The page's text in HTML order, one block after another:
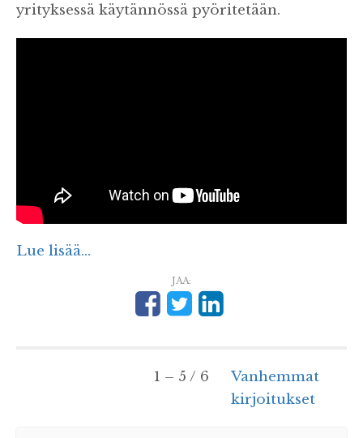
yrityksessä käytännössä pyöritetään.
Lue lisää...
JAA:
1 – 5 / 6
Vanhemmat
kirjoitukset